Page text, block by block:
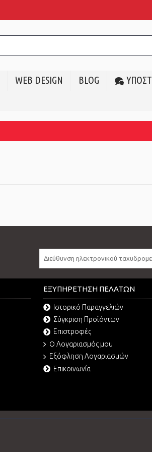
WEB DESIGN BLOG
ΕΞΥΠΗΡΈΤΗΣΗ ΠΕΛΑΤΏΝ
Ιστορικό Παραγγελιών
Σύγκριση Προϊόντων
Επιστροφές
O Λογαριασμός μου
Εξόφληση Λογαριασμών
Επικοινωνία